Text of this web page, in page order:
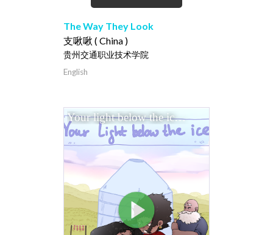
The Way They Look
支啾啾 ( China )
贵州交通职业技术学院
English